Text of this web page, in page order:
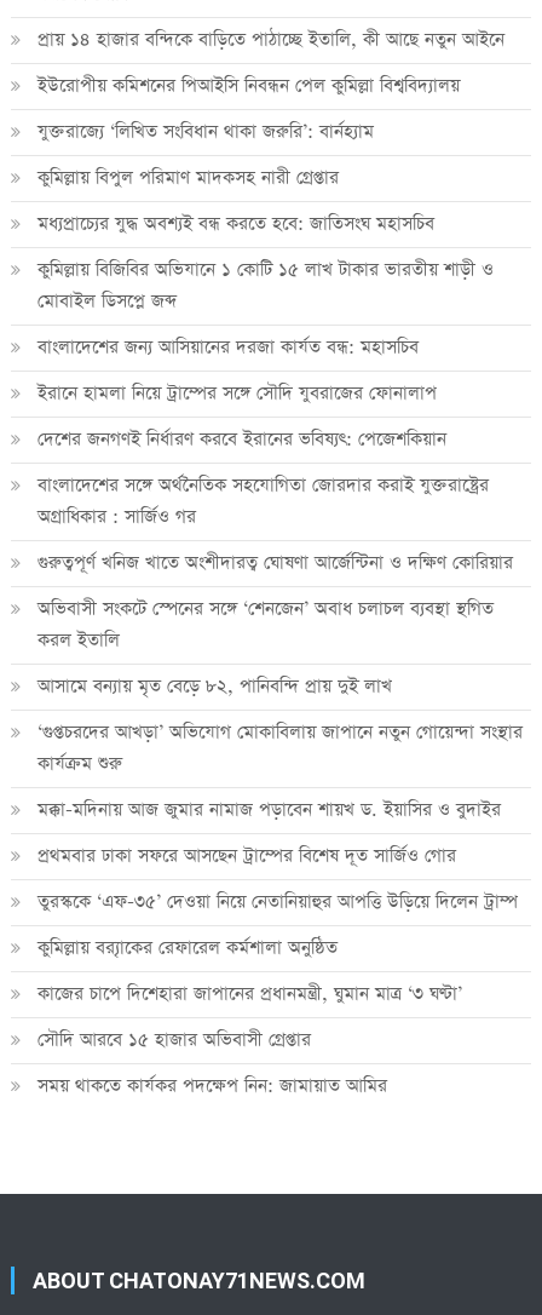
প্রায় ১৪ হাজার বন্দিকে বাড়িতে পাঠাচ্ছে ইতালি, কী আছে নতুন আইনে
ইউরোপীয় কমিশনের পিআইসি নিবন্ধন পেল কুমিল্লা বিশ্ববিদ্যালয়
যুক্তরাজ্যে ‘লিখিত সংবিধান থাকা জরুরি’: বার্নহ্যাম
কুমিল্লায় বিপুল পরিমাণ মাদকসহ নারী গ্রেপ্তার
মধ্যপ্রাচ্যের যুদ্ধ অবশ্যই বন্ধ করতে হবে: জাতিসংঘ মহাসচিব
কুমিল্লায় বিজিবির অভিযানে ১ কোটি ১৫ লাখ টাকার ভারতীয় শাড়ী ও
মোবাইল ডিসপ্লে জব্দ
বাংলাদেশের জন্য আসিয়ানের দরজা কার্যত বন্ধ: মহাসচিব
ইরানে হামলা নিয়ে ট্রাম্পের সঙ্গে সৌদি যুবরাজের ফোনালাপ
দেশের জনগণই নির্ধারণ করবে ইরানের ভবিষ্যৎ: পেজেশকিয়ান
বাংলাদেশের সঙ্গে অর্থনৈতিক সহযোগিতা জোরদার করাই যুক্তরাষ্ট্রের
অগ্রাধিকার : সার্জিও গর
গুরুত্বপূর্ণ খনিজ খাতে অংশীদারত্ব ঘোষণা আর্জেন্টিনা ও দক্ষিণ কোরিয়ার
অভিবাসী সংকটে স্পেনের সঙ্গে ‘শেনজেন’ অবাধ চলাচল ব্যবস্থা স্থগিত
করল ইতালি
আসামে বন্যায় মৃত বেড়ে ৮২, পানিবন্দি প্রায় দুই লাখ
‘গুপ্তচরদের আখড়া’ অভিযোগ মোকাবিলায় জাপানে নতুন গোয়েন্দা সংস্থার
কার্যক্রম শুরু
মক্কা-মদিনায় আজ জুমার নামাজ পড়াবেন শায়খ ড. ইয়াসির ও বুদাইর
প্রথমবার ঢাকা সফরে আসছেন ট্রাম্পের বিশেষ দূত সার্জিও গোর
তুরস্ককে ‘এফ-৩৫’ দেওয়া নিয়ে নেতানিয়াহুর আপত্তি উড়িয়ে দিলেন ট্রাম্প
কুমিল্লায় ব্র‍্যাকের রেফারেল কর্মশালা অনুষ্ঠিত
কাজের চাপে দিশেহারা জাপানের প্রধানমন্ত্রী, ঘুমান মাত্র ‘৩ ঘণ্টা’
সৌদি আরবে ১৫ হাজার অভিবাসী গ্রেপ্তার
সময় থাকতে কার্যকর পদক্ষেপ নিন: জামায়াত আমির
ABOUT CHATONAY71NEWS.COM